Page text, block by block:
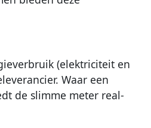
(elektriciteit en
Waar een
de slimme meter real-